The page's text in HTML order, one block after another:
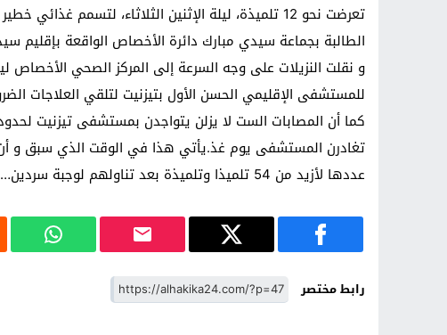
تعرضت نحو 12 تلميذة، ليلة الإثنين الثلاثاء، لتسمم
الطالبة بجماعة سيدي مبارك دائرة الأخصاص الواقعة
للمستشفى الإقليمي الحسن الأول بتيزنيت لتلقي العلاجات
كما أن المصابات الست لا يزلن يتواجدن بمستشفى تيزنيت
تغادرن المستشفى يوم غذ.يأتي هذا في الوقت الذي سبق و
عددها لأزيد من 54 تلميذا وتلميذة بعد تناولهم لوجبة سردين…
رابط مختصر